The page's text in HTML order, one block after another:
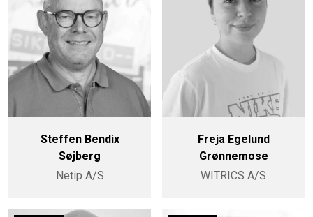
Steffen Bendix
Søjberg
Netip A/S
Freja Egelund
Grønnemose
WITRICS A/S